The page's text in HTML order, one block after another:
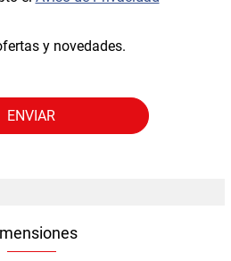
y novedades.